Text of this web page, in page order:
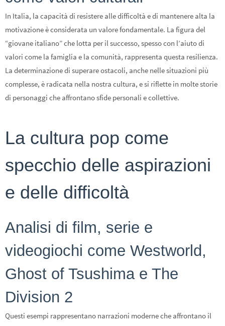
In Italia, la capacità di resistere alle difficoltà e di mantenere alta la
motivazione è considerata un valore fondamentale. La figura del
“giovane italiano” che lotta per il successo, spesso con l’aiuto di
valori come la famiglia e la comunità, rappresenta questa resilienza.
La determinazione di superare ostacoli, anche nelle situazioni più
complesse, è radicata nella nostra cultura, e si riflette in molte storie
di personaggi che affrontano sfide personali e collettive.
La cultura pop come
specchio delle aspirazioni
e delle difficoltà
Analisi di film, serie e
videogiochi come Westworld,
Ghost of Tsushima e The
Division 2
Questi esempi rappresentano narrazioni moderne che affrontano il